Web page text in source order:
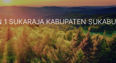
1 SUKARAJA KABUPATEN